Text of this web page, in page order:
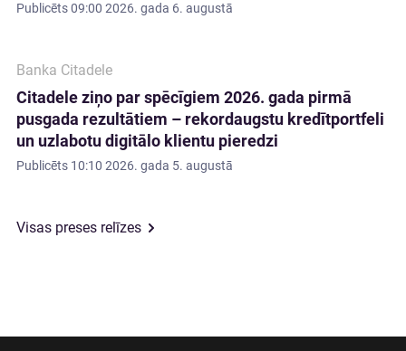
Publicēts09:00 2026. gada 6. augustā
Banka Citadele
Citadele ziņo par spēcīgiem 2026. gada pirmā
pusgada rezultātiem – rekordaugstu kredītportfeli
un uzlabotu digitālo klientu pieredzi
Publicēts 10:10 2026. gada 5. augustā
Visas preses relīzes